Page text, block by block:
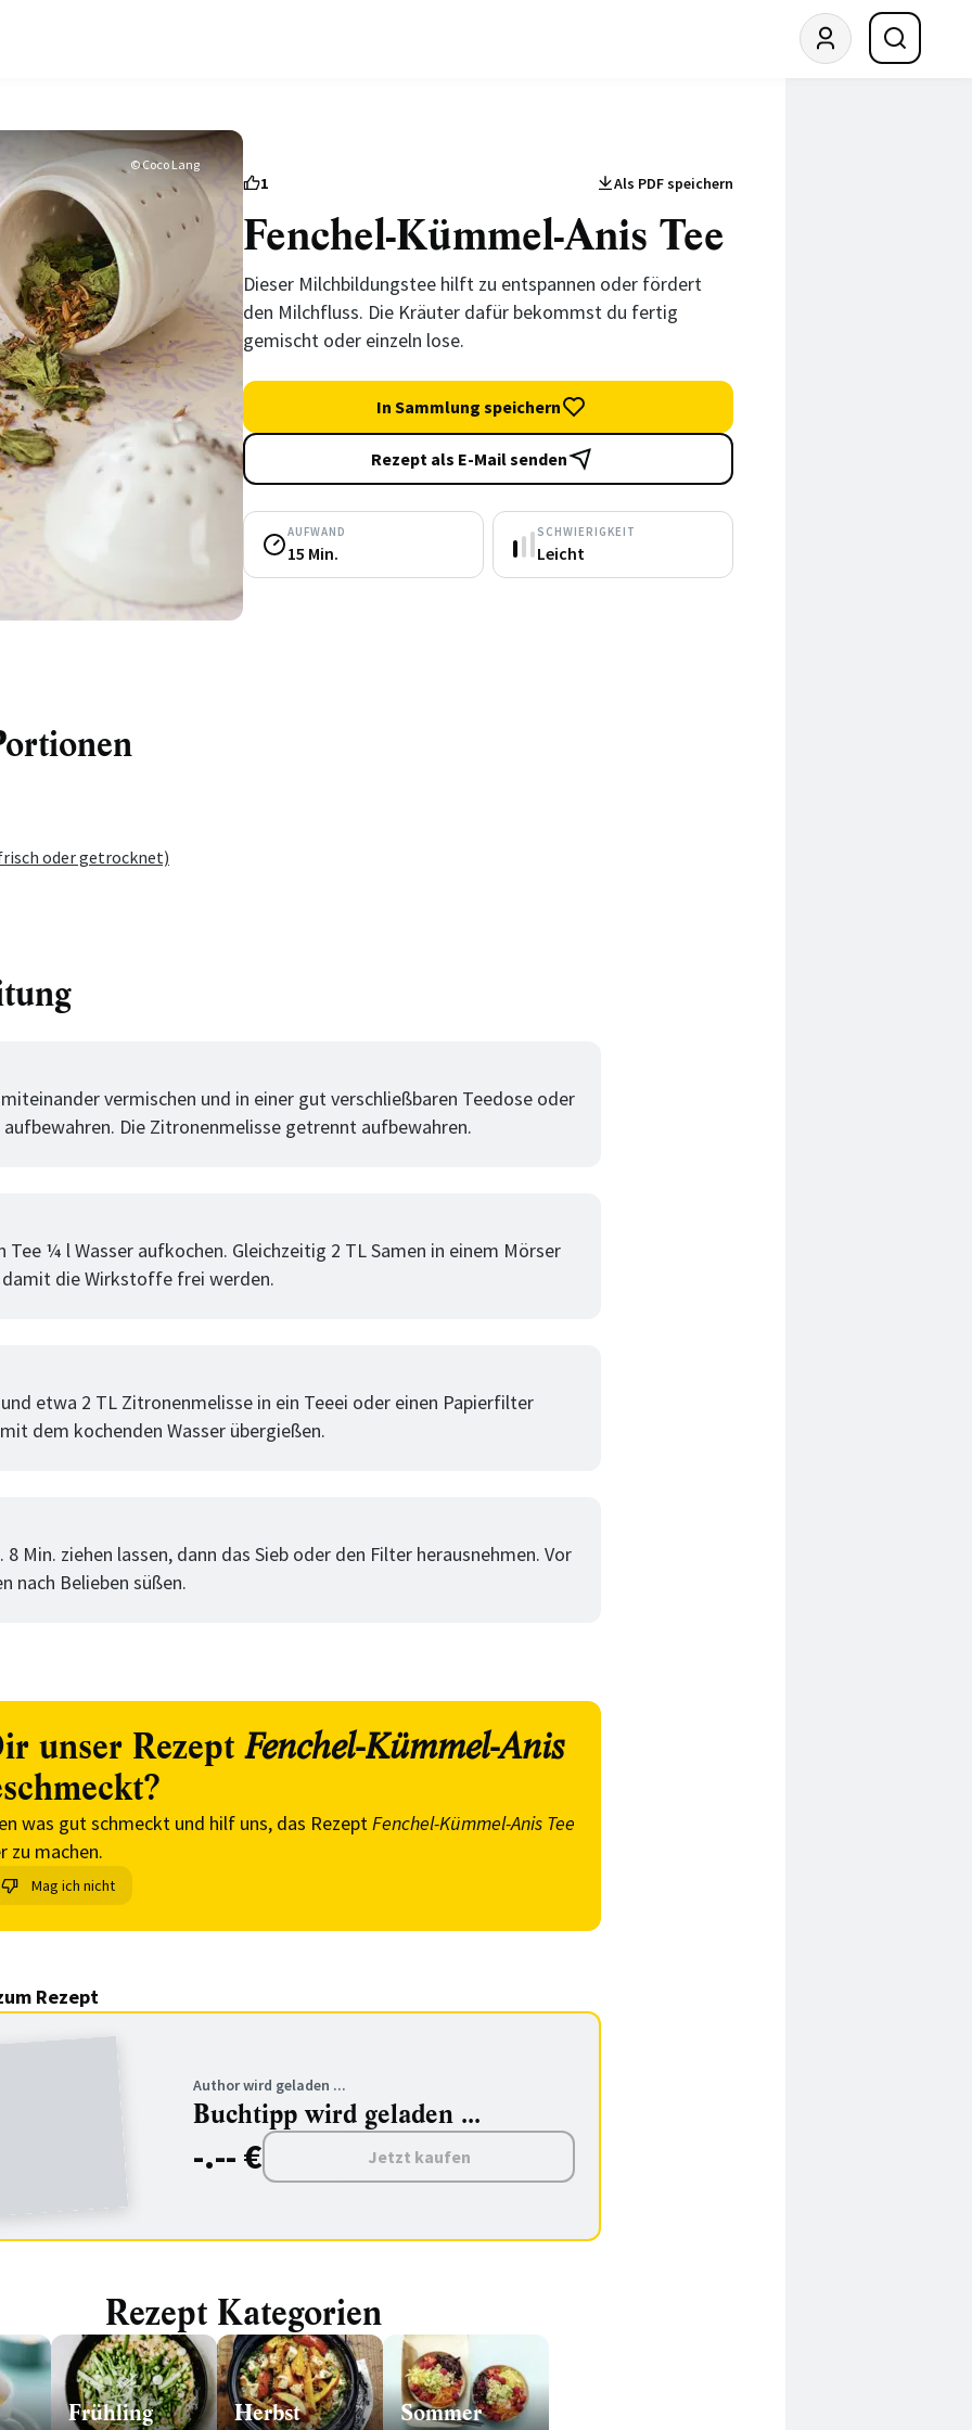
© Coco Lang
1 Als PDF speichern
Fenchel-Kümmel-Anis Tee
Dieser Milchbildungstee hilft zu entspannen oder fördert
den Milchfluss. Die Kräuter dafür bekommst du fertig
gemischt oder einzeln lose.
In Sammlung speichern
Rezept als E-Mail senden
AUFWAND
15 Min.
SCHWIERIGKEIT
Leicht
oder getrocknet)
miteinander vermischen und in einer gut verschließbaren Teedose oder
aufbewahren. Die Zitronenmelisse getrennt aufbewahren.
Tee ¼ l Wasser aufkochen. Gleichzeitig 2 TL Samen in einem Mörser
die Wirkstoffe frei werden.
und etwa 2 TL Zitronenmelisse in ein Teeei oder einen Papierfilter
dem kochenden Wasser übergießen.
8 Min. ziehen lassen, dann das Sieb oder den Filter herausnehmen. Vor
nach Belieben süßen.
unser Rezept Fenchel-Kümmel-Anis
was gut schmeckt und hilf uns, das RezeptFenchel-Kümmel-Anis Tee
zu machen.
Mag ich nicht
Rezept
Author wird geladen ...
Buchtipp wird geladen ...
-.-- € Jetzt kaufen
Rezept Kategorien
Frühling Herbst Sommer